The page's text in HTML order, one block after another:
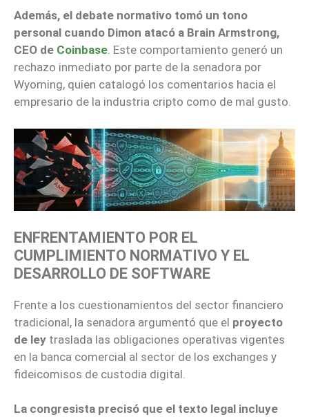
Además, el debate normativo tomó un tono
personal cuando Dimon atacó a Brain Armstrong,
CEO de Coinbase. Este comportamiento generó un
rechazo inmediato por parte de la senadora por
Wyoming, quien catalogó los comentarios hacia el
empresario de la industria cripto como de mal gusto.
ENFRENTAMIENTO POR EL
CUMPLIMIENTO NORMATIVO Y EL
DESARROLLO DE SOFTWARE
Frente a los cuestionamientos del sector financiero
tradicional, la senadora argumentó que el proyecto
de ley traslada las obligaciones operativas vigentes
en la banca comercial al sector de los exchanges y
fideicomisos de custodia digital.
La congresista precisó que el texto legal incluye